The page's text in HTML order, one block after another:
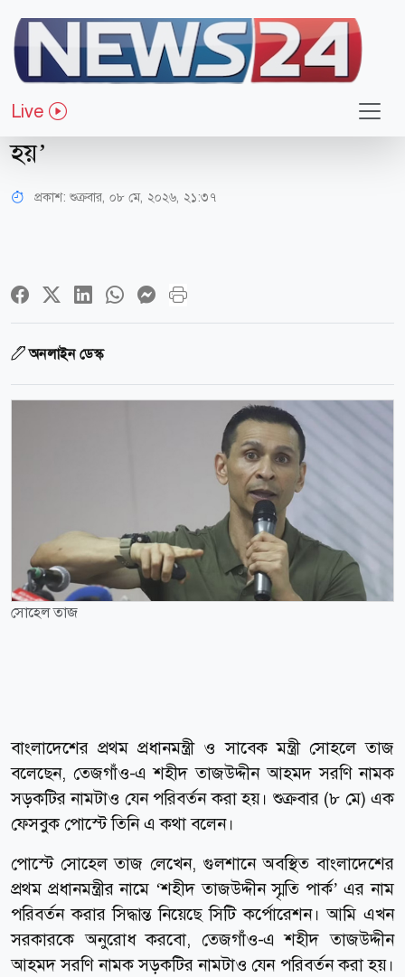
Live
রাজনীতি
‘তেজগাঁওয়ে শহীদ তাজউদ্দীন আহমদ
সরণি সড়কটির নামও যেন পরিবর্তন করা
হয়’
প্রকাশ: শুক্রবার, ০৮ মে, ২০২৬, ২১:৩৭
অনলাইন ডেস্ক
সোহেল তাজ
বাংলাদেশের প্রথম প্রধানমন্ত্রী ও সাবেক মন্ত্রী সোহলে তাজ
বলেছেন, তেজগাঁও-এ শহীদ তাজউদ্দীন আহমদ সরণি নামক
সড়কটির নামটাও যেন পরিবর্তন করা হয়। শুক্রবার (৮ মে) এক
ফেসবুক পোস্টে তিনি এ কথা বলেন।
পোস্টে সোহেল তাজ লেখেন, গুলশানে অবস্থিত বাংলাদেশের
প্রথম প্রধানমন্ত্রীর নামে ‘শহীদ তাজউদ্দীন স্মৃতি পার্ক’ এর নাম
পরিবর্তন করার সিদ্ধান্ত নিয়েছে সিটি কর্পোরেশন। আমি এখন
সরকারকে অনুরোধ করবো, তেজগাঁও-এ শহীদ তাজউদ্দীন
আহমদ সরণি নামক সড়কটির নামটাও যেন পরিবর্তন করা হয়।